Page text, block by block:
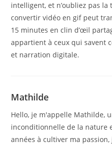
intelligent, et n’oubliez pas
convertir vidéo en gif peut
15 minutes en clin d’œil
appartient à ceux qui savent
et narration digitale.
Mathilde
Hello, je m'appelle Mathilde,
inconditionnelle de la nature
années à cultiver ma